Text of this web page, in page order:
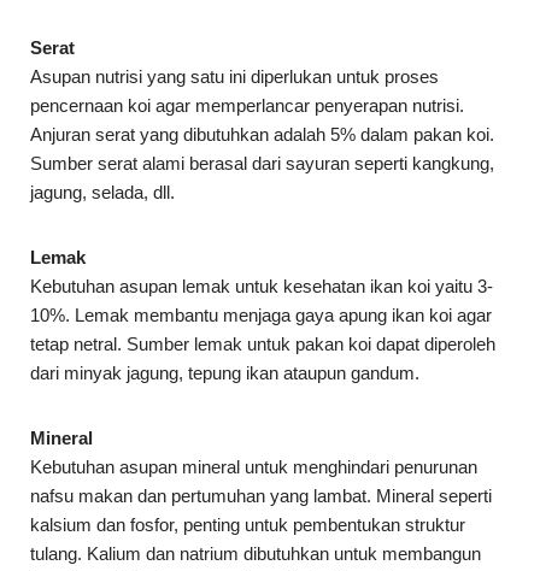
Serat
Asupan nutrisi yang satu ini diperlukan untuk proses
pencernaan koi agar memperlancar penyerapan nutrisi.
Anjuran serat yang dibutuhkan adalah 5% dalam pakan koi.
Sumber serat alami berasal dari sayuran seperti kangkung,
jagung, selada, dll.
Lemak
Kebutuhan asupan lemak untuk kesehatan ikan koi yaitu 3-
10%. Lemak membantu menjaga gaya apung ikan koi agar
tetap netral. Sumber lemak untuk pakan koi dapat diperoleh
dari minyak jagung, tepung ikan ataupun gandum.
Mineral
Kebutuhan asupan mineral untuk menghindari penurunan
nafsu makan dan pertumuhan yang lambat. Mineral seperti
kalsium dan fosfor, penting untuk pembentukan struktur
tulang. Kalium dan natrium dibutuhkan untuk membangun